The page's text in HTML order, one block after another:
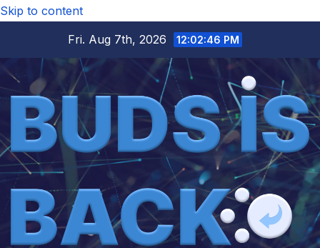
Skip to content
Fri. Aug 7th, 2026
12:02:47 PM